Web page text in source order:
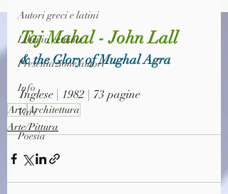
Autori greci e latini
Libri in vetrina
Presentazione autori
Info
Vari
Poesia
Taj Mahal - John Lall
& the Glory of Mughal Agra
Inglese | 1982 | 73 pagine
ArteArchitettura
Arte/Pittura